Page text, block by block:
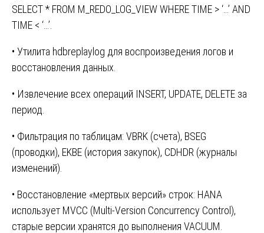
SELECT * FROM M_REDO_LOG_VIEW WHERE TIME > ‘…’ AND
TIME < ‘…’.
• Утилита hdbreplaylog для воспроизведения логов и
восстановления данных.
• Извлечение всех операций INSERT, UPDATE, DELETE за
период.
• Фильтрация по таблицам: VBRK (счета), BSEG
(проводки), EKBE (история закупок), CDHDR (журналы
изменений).
• Восстановление «мертвых версий» строк: HANA
использует MVCC (Multi-Version Concurrency Control),
старые версии хранятся до выполнения VACUUM.